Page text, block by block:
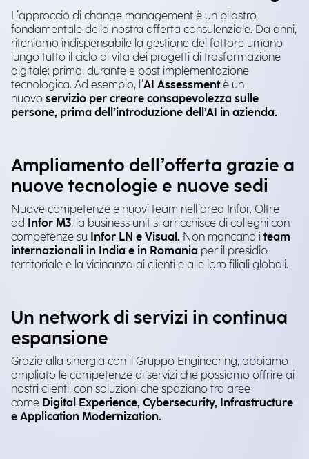
L’approccio di change management è un pilastro
fondamentale della nostra offerta consulenziale. Da anni,
riteniamo indispensabile la gestione del fattore umano
lungo tutto il ciclo di vita dei progetti di trasformazione
digitale: prima, durante e post implementazione
tecnologica. Ad esempio, l’AI Assessmentè un
nuovo servizio per creare consapevolezza sulle
persone, prima dell’introduzione dell’AI in azienda.
Ampliamento dell’offerta grazie a
nuove tecnologie e nuove sedi
Nuove competenze e nuovi team nell’area Infor. Oltre
ad Infor M3, la business unit si arricchisce di colleghi con
competenze su Infor LN e Visual. Non mancano i team
internazionali in India e in Romania per il presidio
territoriale e la vicinanza ai clienti e alle loro filiali globali.
Un network di servizi in continua
espansione
Grazie alla sinergia con il Gruppo Engineering, abbiamo
ampliato le competenze di servizi che possiamo offrire ai
nostri clienti, con soluzioni che spaziano tra aree
come Digital Experience, Cybersecurity, Infrastructure
e Application Modernization.